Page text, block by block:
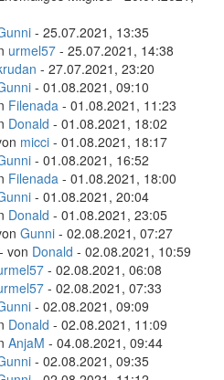
- 25.07.2021, 13:35
urmel57 - 25.07.2021, 14:38
- 27.07.2021, 23:20
- 01.08.2021, 09:10
Filenada - 01.08.2021, 11:23
Donald - 01.08.2021, 18:02
micci - 01.08.2021, 18:17
- 01.08.2021, 16:52
Filenada - 01.08.2021, 18:00
- 01.08.2021, 20:04
Donald - 01.08.2021, 23:05
Gunni - 02.08.2021, 07:27
- von Donald - 02.08.2021, 10:59
- 02.08.2021, 06:08
- 02.08.2021, 07:33
- 02.08.2021, 09:09
Donald - 02.08.2021, 11:09
AnjaM - 04.08.2021, 09:44
- 02.08.2021, 09:35